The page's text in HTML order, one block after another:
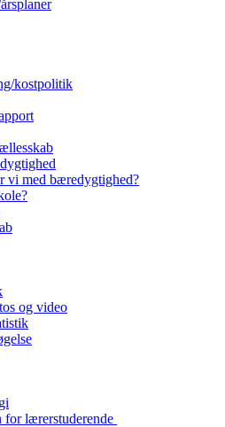
kostpolitik
vi med bæredygtighed?
og video
for lærerstuderende